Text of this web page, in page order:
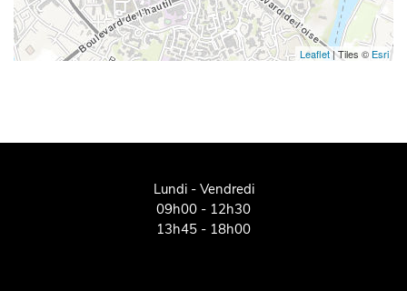
Leaflet| Tiles © Esri
Lundi - Vendredi
09h00 - 12h30
13h45 - 18h00